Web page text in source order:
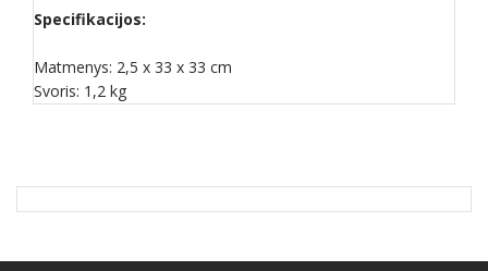
Specifikacijos:
Matmenys: 2,5 x 33 x 33 cm
Svoris: 1,2 kg